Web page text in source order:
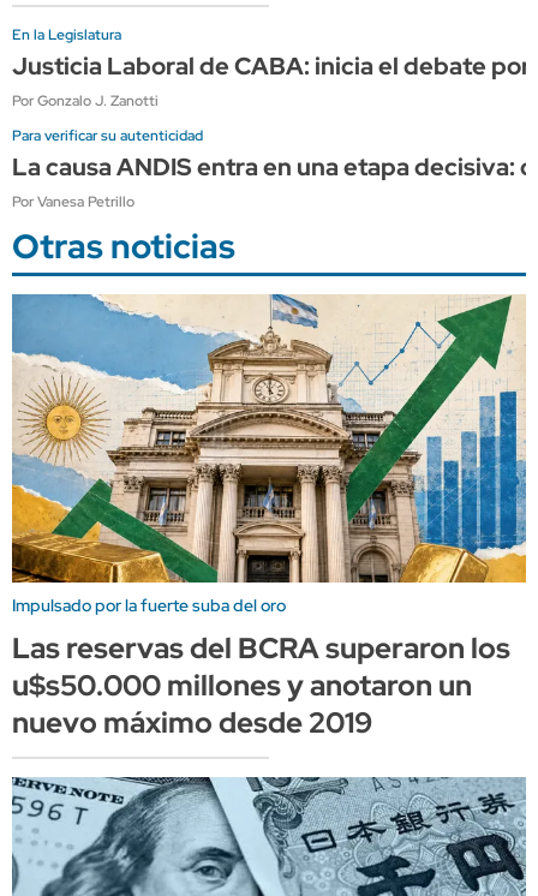
En la Legislatura
Justicia Laboral de CABA: inicia el debate
Por Gonzalo J. Zanotti
Para verificar su autenticidad
La causa ANDIS entra en una etapa decisiva:
Por Vanesa Petrillo
Otras noticias
Impulsado por la fuerte suba del oro
Las reservas del BCRA superaron los
u$s50.000 millones y anotaron un
nuevo máximo desde 2019